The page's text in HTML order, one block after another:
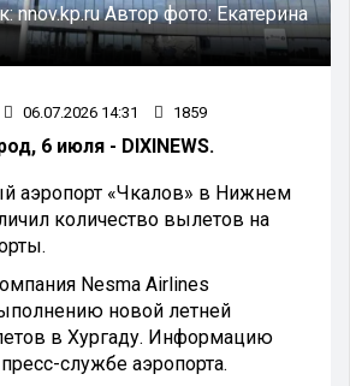
nnov.kp.ruАвтор фото:Екатерина
06.07.2026 14:31 1859
6 июля - DIXINEWS.
аэропорт «Чкалов» в Нижнем
количество вылетов на
Nesma Airlines
новой летней
в Хургаду. Информацию
службе аэропорта.